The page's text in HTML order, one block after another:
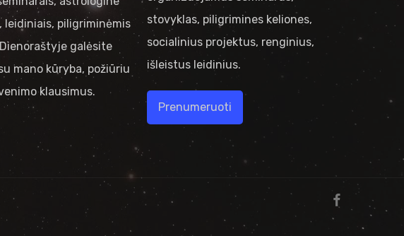
piligriminėmis
galėsite
mano kūryba, požiūriu
klausimus.
stovyklas, piligrimines keliones,
socialinius projektus, renginius,
išleistus leidinius.
Prenumeruoti
facebook